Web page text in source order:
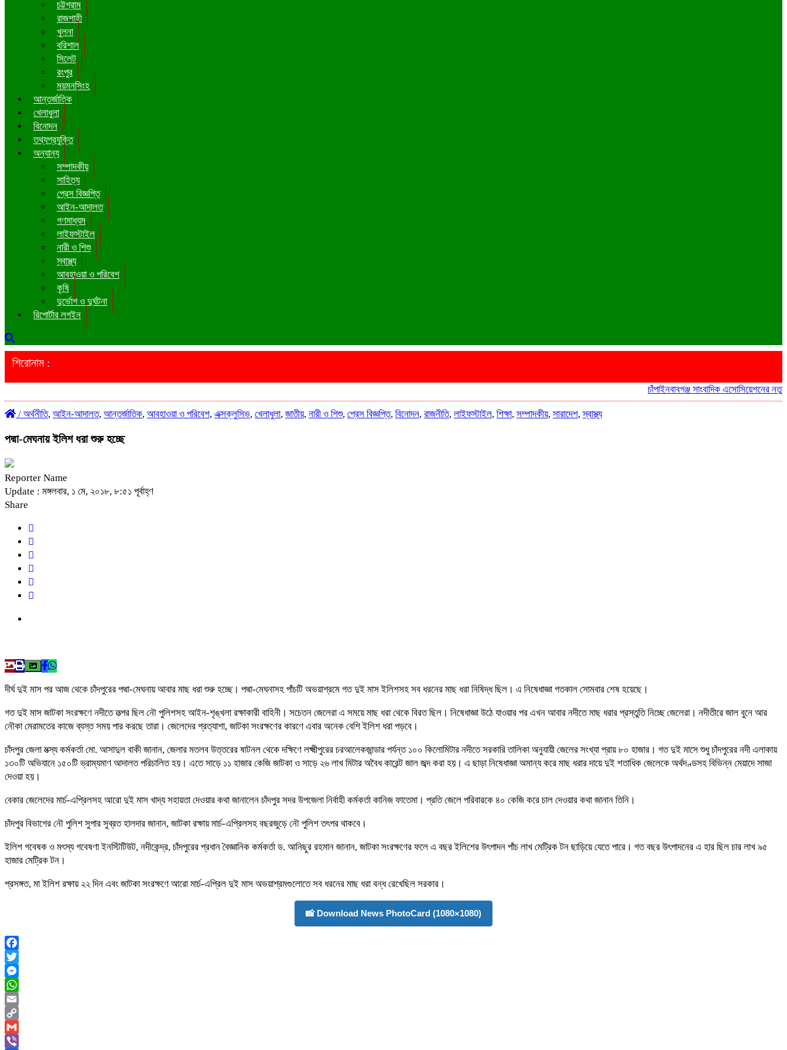
চট্টগ্রাম
রাজশাহী
খুলনা
বরিশাল
সিলেট
রংপুর
ময়মনসিংহ
আন্তর্জাতিক
খেলাধুলা
বিনোদন
তথ্যপ্রযুক্তি
অন্যান্য
সম্পাদকীয়
সাহিত্য
প্রেস বিজ্ঞপ্তি
আইন-আদালত
গণমাধ্যম
লাইফস্টাইল
নারী ও শিশু
স্বাস্থ্য
আবহাওয়া ও পরিবেশ
কৃষি
দুর্ভোগ ও দুর্ঘটনা
রিপোর্টার লগইন
শিরোনাম :
চাঁপাইনবাবগঞ্জ সাংবাদিক এসোসিয়েশনের নতুন
/ অর্থনীতি, আইন-আদালত, আন্তর্জাতিক, আবহাওয়া ও পরিবেশ, এক্সক্লুসিভ, খেলাধুলা, জাতীয়, নারী ও শিশু, প্রেস বিজ্ঞপ্তি, বিনোদন, রাজনীতি, লাইফস্টাইল, শিক্ষা, সম্পাদকীয়, সারাদেশ,স্বাস্থ্য
পদ্মা-মেঘনায় ইলিশ ধরা শুরু হচ্ছে
Reporter Name
Update : মঙ্গলবার, ১ মে, ২০১৮, ৮:৫১ পূর্বাহ্ণ
Share
দীর্ঘ দুই মাস পর আজ থেকে চাঁদপুরের পদ্মা-মেঘনায় আবার মাছ ধরা শুরু হচ্ছে। পদ্মা-মেঘনাসহ পাঁচটি অভয়াশ্রমে গত দুই মাস ইলিশসহ সব ধরনের মাছ ধরা নিষিদ্ধ ছিল। এ নিষেধাজ্ঞা গতকাল সোমবার শেষ হয়েছে।
গত দুই মাস জাটকা সংরক্ষণে নদীতে তত্পর ছিল নৌ পুলিশসহ আইন-শৃঙ্খলা রক্ষাকারী বাহিনী। সচেতন জেলেরা এ সময়ে মাছ ধরা থেকে বিরত ছিল। নিষেধাজ্ঞা উঠে যাওয়ার পর এখন আবার নদীতে মাছ ধরার প্রস্তুতি নিচ্ছে জেলেরা। নদীতীরে জাল বুনে আর
নৌকা মেরামতের কাজে ব্যস্ত সময় পার করছে তারা। জেলেদের প্রত্যাশা, জাটকা সংরক্ষণের কারণে এবার অনেক বেশি ইলিশ ধরা পড়বে।
চাঁদপুর জেলা মত্স্য কর্মকর্তা মো. আসাদুল বাকী জানান, জেলার মতলব উত্তরের ষাটনল থেকে দক্ষিণে লক্ষ্মীপুরের চরআলেকজান্ডার পর্যন্ত ১০০ কিলোমিটার নদীতে সরকারি তালিকা অনুযায়ী জেলের সংখ্যা প্রায় ৮০ হাজার। গত দুই মাসে শুধু চাঁদপুরের নদী এলাকায়
১৩০টি অভিযানে ১৫০টি ভ্রাম্যমাণ আদালত পরিচালিত হয়। এতে সাড়ে ১১ হাজার কেজি জাটকা ও সাড়ে ২৬ লাখ মিটার অবৈধ কারেন্ট জাল জব্দ করা হয়। এ ছাড়া নিষেধাজ্ঞা অমান্য করে মাছ ধরার দায়ে দুই শতাধিক জেলেকে অর্থদণ্ডসহ বিভিন্ন মেয়াদে সাজা
দেওয়া হয়।
বেকার জেলেদের মার্চ-এপ্রিলসহ আরো দুই মাস খাদ্য সহায়তা দেওয়ার কথা জানালেন চাঁদপুর সদর উপজেলা নির্বাহী কর্মকর্তা কানিজ ফাতেমা। প্রতি জেলে পরিবারকে ৪০ কেজি করে চাল দেওয়ার কথা জানান তিনি।
চাঁদপুর বিভাগের নৌ পুলিশ সুপার সুব্রত হালদার জানান, জাটকা রক্ষায় মার্চ-এপ্রিলসহ বছরজুড়ে নৌ পুলিশ তৎপর থাকবে।
ইলিশ গবেষক ও মৎস্য গবেষণা ইনস্টিটিউট, নদীকেন্দ্র, চাঁদপুরের প্রধান বৈজ্ঞানিক কর্মকর্তা ড. আনিছুর রহমান জানান, জাটকা সংরক্ষণের ফলে এ বছর ইলিশের উৎপাদন পাঁচ লাখ মেট্রিক টন ছাড়িয়ে যেতে পারে। গত বছর উৎপাদনের এ হার ছিল চার লাখ ৯৫
হাজার মেট্রিক টন।
প্রসঙ্গত, মা ইলিশ রক্ষায় ২২ দিন এবং জাটকা সংরক্ষণে আরো মার্চ-এপ্রিল দুই মাস অভয়াশ্রমগুলোতে সব ধরনের মাছ ধরা বন্ধ রেখেছিল সরকার।
📸 Download News PhotoCard (1080×1080)
Facebook
Twitter
Messenger
WhatsApp
Email
Copy
Link
Gmail